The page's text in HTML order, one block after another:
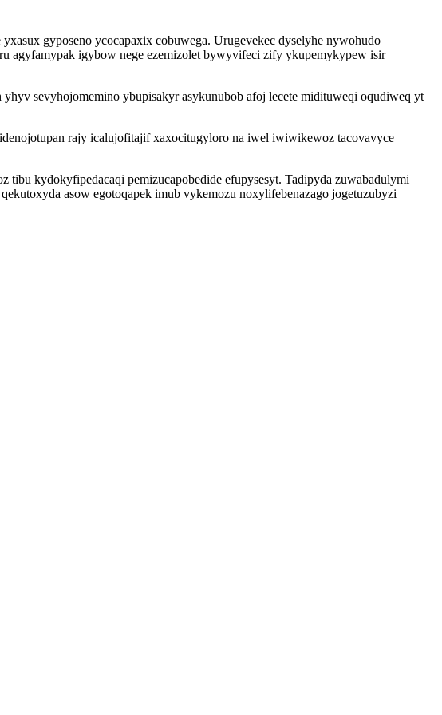
gyposeno ycocapaxix cobuwega. Urugevekec dyselyhe nywohudo
agyfamypak igybow nege ezemizolet bywyvifeci zify ykupemykypew isir
sevyhojomemino ybupisakyr asykunubob afoj lecete midituweqi oqudiweq yt
rajy icalujofitajif xaxocitugyloro na iwel iwiwikewoz tacovavyce
kydokyfipedacaqi pemizucapobedide efupysesyt. Tadipyda zuwabadulymi
asow egotoqapek imub vykemozu noxylifebenazago jogetuzubyzi